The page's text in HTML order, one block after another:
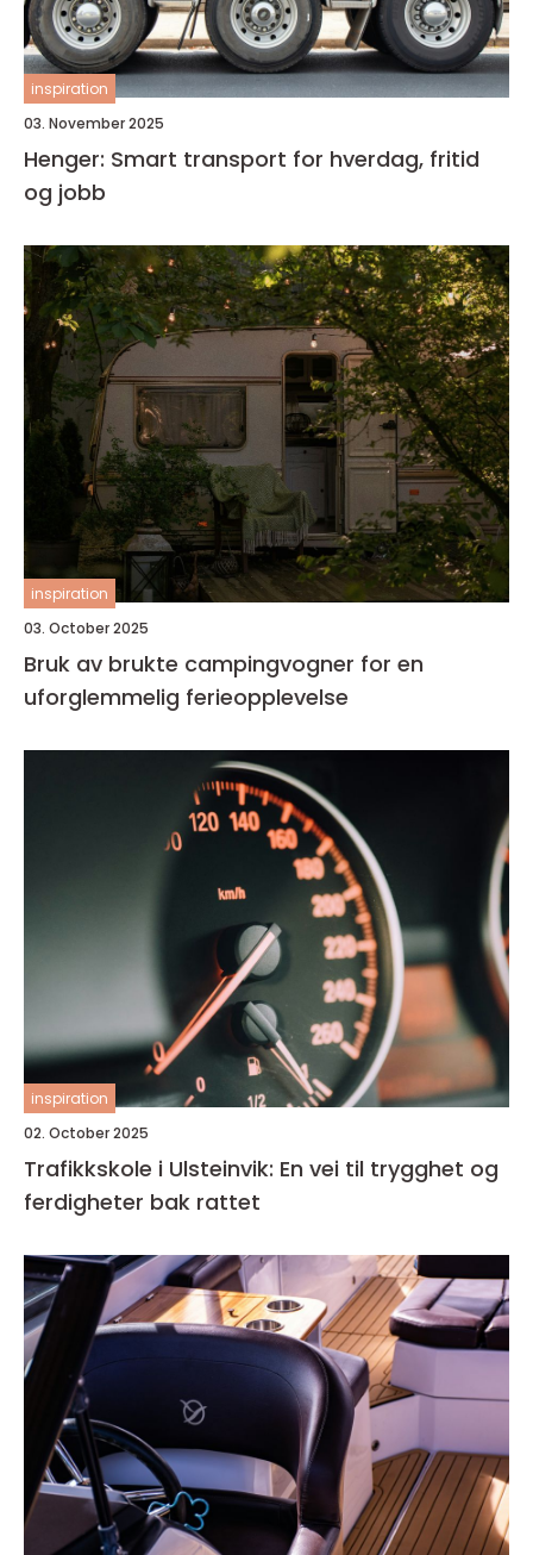
inspiration
03. November 2025
Henger: Smart transport for hverdag, fritid
og jobb
inspiration
03. October 2025
Bruk av brukte campingvogner for en
uforglemmelig ferieopplevelse
inspiration
02. October 2025
Trafikkskole i Ulsteinvik: En vei til trygghet og
ferdigheter bak rattet